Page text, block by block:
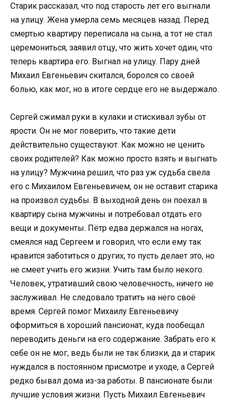
Старик рассказал, что под старость лет его выгнали
на улицу. Жена умерла семь месяцев назад. Перед
смертью квартиру переписала на сына, а тот не стал
церемониться, заявил отцу, что жить хочет один, что
теперь квартира его. Выгнал на улицу. Пару дней
Михаил Евгеньевич скитался, боролся со своей
болью, как мог, но в итоге сердце его не выдержало.
Сергей сжимал руки в кулаки и стискивал зубы от
ярости. Он не мог поверить, что такие дети
действительно существуют. Как можно не ценить
своих родителей? Как можно просто взять и выгнать
на улицу? Мужчина решил, что раз уж судьба свела
его с Михаилом Евгеньевичем, он не оставит старика
на произвол судьбы. В выходной день он поехал в
квартиру сына мужчины и потребовал отдать его
вещи и документы. Пётр едва держался на ногах,
смеялся над Сергеем и говорил, что если ему так
нравится заботиться о других, то пусть делает это, но
не смеет учить его жизни. Учить там было некого.
Человек, утративший свою человечность, ничего не
заслуживал. Не следовало тратить на него своё
время. Сергей помог Михаилу Евгеньевичу
оформиться в хороший пансионат, куда пообещал
переводить деньги на его содержание. Забрать его к
себе он не мог, ведь были не так близки, да и старик
нуждался в постоянном присмотре и уходе, а Сергей
редко бывал дома из-за работы. В пансионате были
лучшие условия жизни. Пусть Михаил Евгеньевич